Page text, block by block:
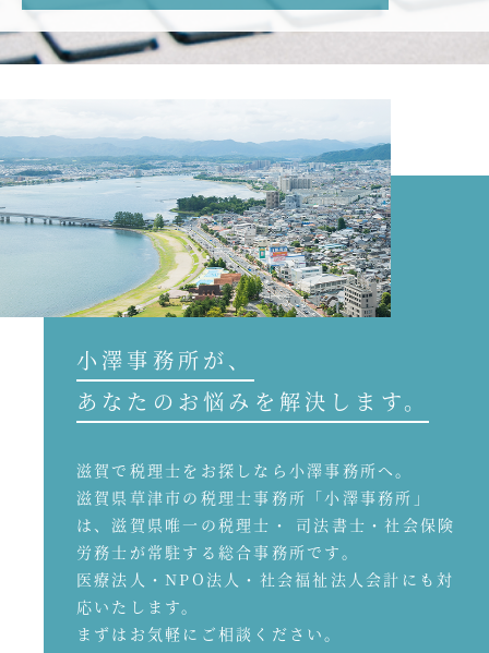
小澤事務所が、
あなたのお悩みを解決します。
滋賀で税理士をお探しなら小澤事務所へ。
滋賀県草津市の税理士事務所「小澤事務所」
は、滋賀県唯一の税理士・ 司法書士・社会保険
労務士が常駐する総合事務所です。
医療法人・NPO法人・社会福祉法人会計にも対
応いたします。
まずはお気軽にご相談ください。